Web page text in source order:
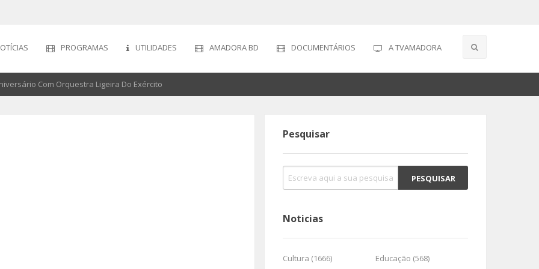
PROGRAMAS UTILIDADES AMADORA BD DOCUMENTÁRIOS A TVAMADORA
Com Orquestra Ligeira Do Exército
Pesquisar
Noticias
Cultura (1666)
Educação (568)